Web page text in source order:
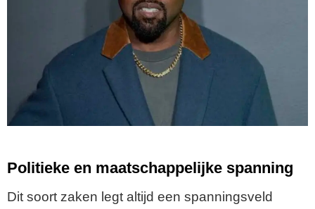
Politieke en maatschappelijke spanning
Dit soort zaken legt altijd een spanningsveld